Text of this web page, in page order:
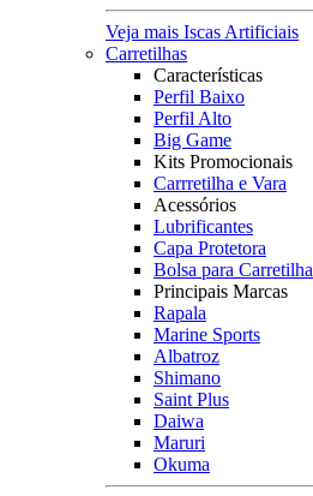
Veja mais Iscas Artificiais
Carretilhas
Características
Perfil Baixo
Perfil Alto
Big Game
Kits Promocionais
Carrretilha e Vara
Acessórios
Lubrificantes
Capa Protetora
Bolsa para Carretilha
Principais Marcas
Rapala
Marine Sports
Albatroz
Shimano
Saint Plus
Daiwa
Maruri
Okuma